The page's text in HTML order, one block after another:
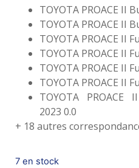
TOYOTA PROACE II
TOYOTA PROACE II
TOYOTA PROACE II
TOYOTA PROACE II
TOYOTA PROACE II
TOYOTA PROACE II
TOYOTA PROACE
2023 0.0
+ 18 autres
7 en stock